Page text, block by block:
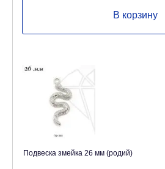
В корзину
Подвеска змейка 26 мм (родий)